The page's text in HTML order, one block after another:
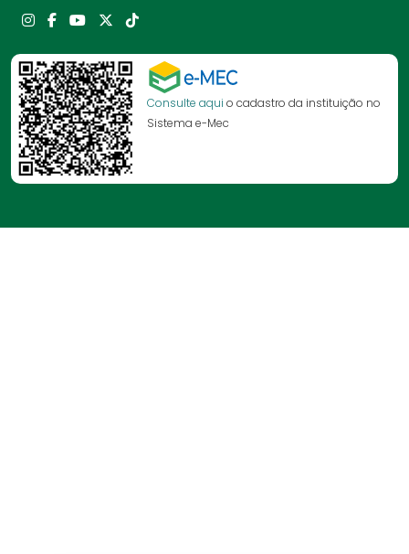
Consulte aqui o cadastro da instituição no
Sistema e-Mec